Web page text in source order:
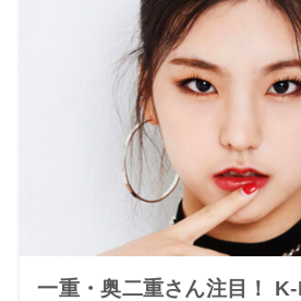
一重・奥二重さん注目！